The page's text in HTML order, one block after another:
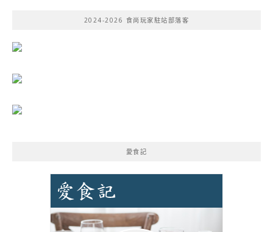
2024-2026 食尚玩家駐站部落客
愛食記